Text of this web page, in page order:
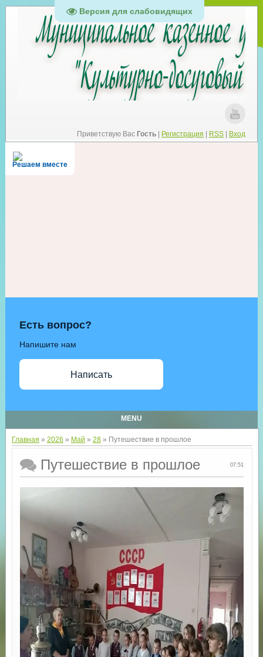
Версия для слабовидящих
Приветствую Вас Гость Регистрация RSS Вход
Решаем вместе
Есть вопрос?
Напишите нам
Написать
MENU
Главная » 2026 » Май » 28» Путешествие в прошлое
07:51
Путешествие в прошлое